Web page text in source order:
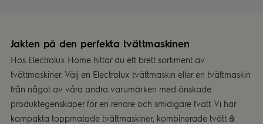
Jakten på den perfekta tvättmaskinen
Hos Electrolux Home hittar du ett brett sortiment av
tvättmaskiner. Välj en Electrolux tvättmaskin eller en tvättmaskin
från något av våra andra varumärken med önskade
produktegenskaper för en renare och smidigare tvätt. Vi har
kompakta toppmatade tvättmaskiner, kombinerade tvätt &